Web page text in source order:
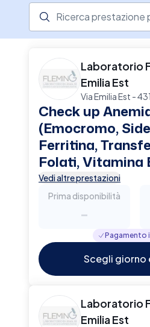
accurati. Il laboratorio offre
prelievi a domicilio,
per i pazienti. Scopri di più
Laboratorio
Emilia Est
Via Emilia Est -
Check up
(Emocromo,
Ferritina,
Folati, Vitamina
Vedi altre prestazioni
Prima disponibilità
-
Pagamento
Scegli giorno
Laboratorio
Emilia Est